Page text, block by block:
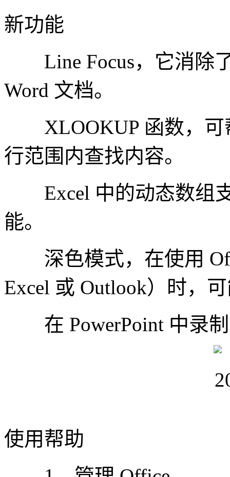
新功能
Line Focus，它消除
Word 文档。
XLOOKUP 函数，可
行范围内查找内容。
Excel 中的动态数组支
能。
深色模式，在使用
Excel 或 Outlook）时，
在 PowerPoint 中录制
使用帮助